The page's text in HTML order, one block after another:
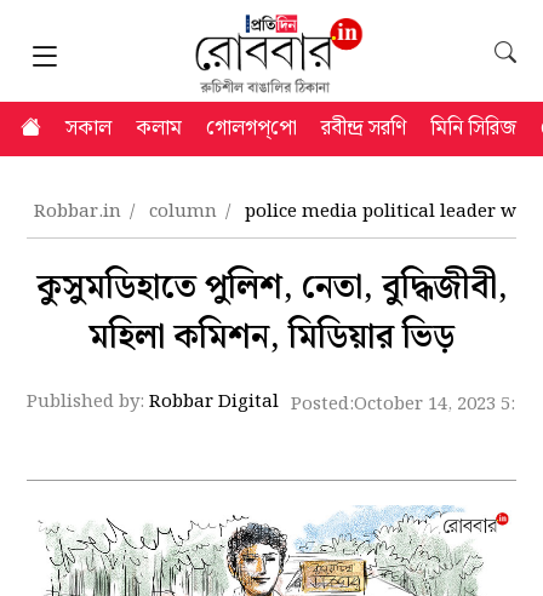
সকাল কলাম গোলগপ্‌পো রবীন্দ্র সরণি মিনি সিরিজ
Robbar.in column police media political leader
কুসুমডিহাতে পুলিশ, নেতা, বুদ্ধিজীবী,
মহিলা কমিশন, মিডিয়ার ভিড়
Published by:Robbar Digital Posted:October 14, 2023